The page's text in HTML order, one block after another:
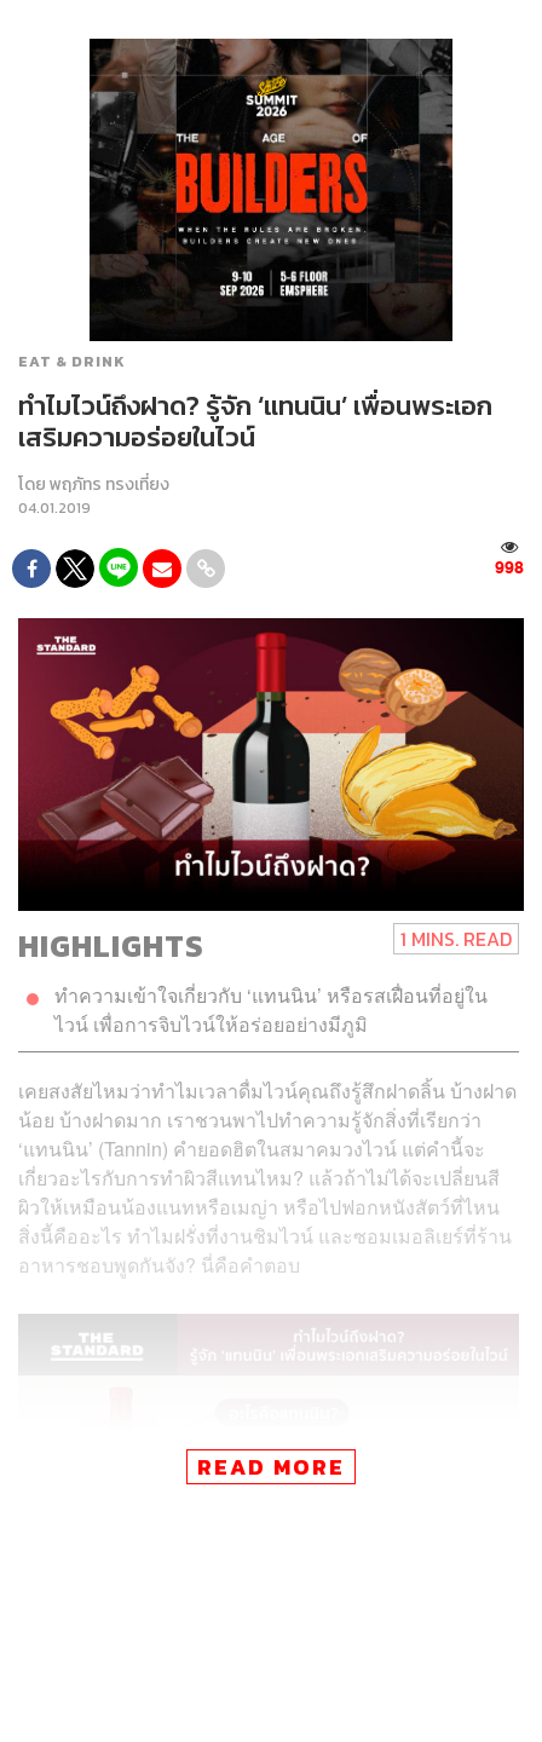
EAT & DRINK
ทำไมไวน์ถึงฝาด? รู้จัก ‘แทนนิน’ เพื่อนพระเอก
เสริมความอร่อยในไวน์
โดยพฤภัทร ทรงเที่ยง
04.01.2019
998
HIGHLIGHTS 1 MINS. READ
ทำความเข้าใจเกี่ยวกับ ‘แทนนิน’ หรือรสเฝื่อนที่อยู่ใน
ไวน์ เพื่อการจิบไวน์ให้อร่อยอย่างมีภูมิ
เคยสงสัยไหมว่าทำไมเวลาดื่มไวน์คุณถึงรู้สึกฝาดลิ้น บ้างฝาด
น้อย บ้างฝาดมาก เราชวนพาไปทำความรู้จักสิ่งที่เรียกว่า
‘แทนนิน’ (Tannin) คำยอดฮิตในสมาคมวงไวน์ แต่คำนี้จะ
เกี่ยวอะไรกับการทำผิวสีแทนไหม? แล้วถ้าไม่ได้จะเปลี่ยนสี
ผิวให้เหมือนน้องแนทหรือเมญ่า หรือไปฟอกหนังสัตว์ที่ไหน
สิ่งนี้คืออะไร ทำไมฝรั่งที่งานชิมไวน์ และซอมเมอลิเยร์ที่ร้าน
อาหารชอบพูดกันจัง? นี่คือคำตอบ
READ MORE